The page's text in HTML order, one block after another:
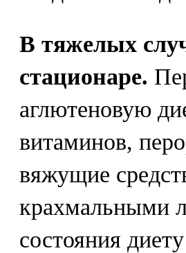
В тяжелых
стационаре.
аглютеновую
витаминов,
вяжущие
крахмальными
состояния